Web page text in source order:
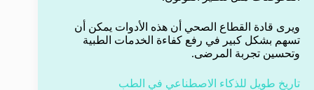
ويرى قادة القطاع الصحي أن هذه الأدوات يمكن أن
تسهم بشكل كبير في رفع كفاءة الخدمات الطبية
وتحسين تجربة المرضى.
تاريخ طويل للذكاء الاصطناعي في الطب